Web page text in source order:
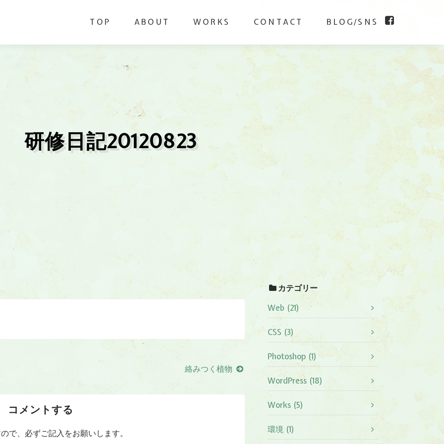
TOP ABOUT WORKS CONTACT BLOG/SNS
研修日記20120823
絡みつく植物
コメントする
で、必ずご記入をお願いします。
カテゴリー
Web (21)
CSS (3)
Photoshop (1)
WordPress (18)
Works (5)
環境 (1)